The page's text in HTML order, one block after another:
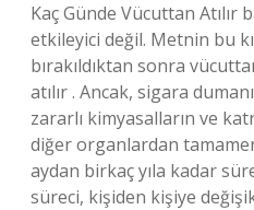
Kaç Günde Vücuttan Atılır
etkileyici değil. Metnin bu
bırakıldıktan sonra
atılır . Ancak, sigara
zararlı kimyasalların ve
diğer organlardan
aydan birkaç yıla kadar
süreci, kişiden kişiye